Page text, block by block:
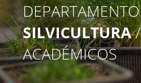
DEPARTAMENTO
SILVICULTURA/
ACADÉMICOS